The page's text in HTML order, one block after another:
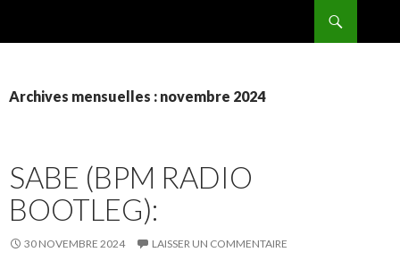
Archives mensuelles : novembre 2024
SABE (BPM RADIO
BOOTLEG):
30 NOVEMBRE 2024 LAISSER UN COMMENTAIRE